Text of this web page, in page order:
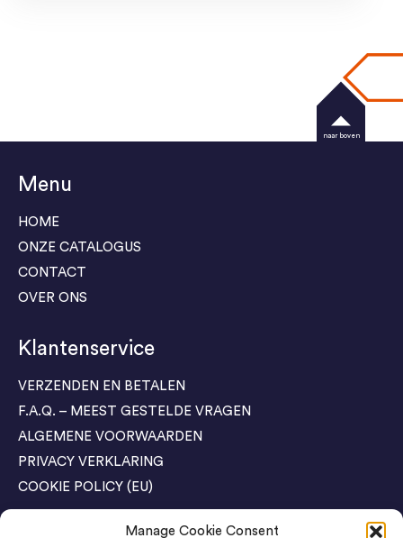
Manage Cookie Consent
Menu
HOME
ONZE CATALOGUS
CONTACT
OVER ONS
Klantenservice
VERZENDEN EN BETALEN
F.A.Q. – MEEST GESTELDE VRAGEN
ALGEMENE VOORWAARDEN
PRIVACY VERKLARING
COOKIE POLICY (EU)
Agenda Trade Shows
naar boven